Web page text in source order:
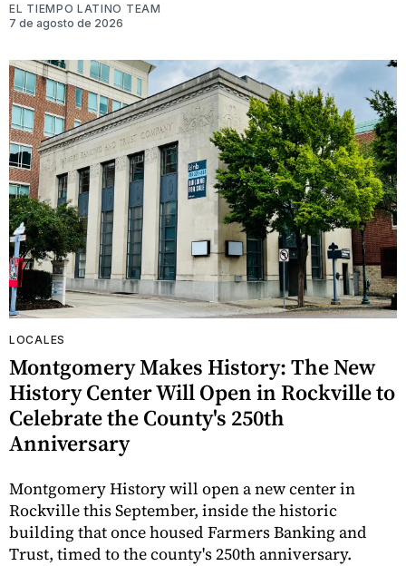
EL TIEMPO LATINO TEAM
7 de agosto de 2026
LOCALES
Montgomery Makes History: The New
History Center Will Open in Rockville to
Celebrate the County's 250th
Anniversary
Montgomery History will open a new center in
Rockville this September, inside the historic
building that once housed Farmers Banking and
Trust, timed to the county's 250th anniversary.